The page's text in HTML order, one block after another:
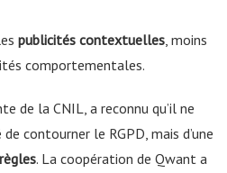
publicités contextuelles, moins
comportementales.
de la CNIL, a reconnu qu’il ne
contourner le RGPD, mais d’une
. La coopération de Qwant a